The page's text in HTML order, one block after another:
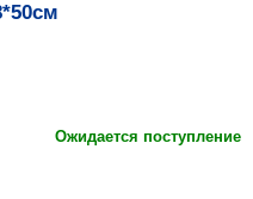
Ожидается поступление